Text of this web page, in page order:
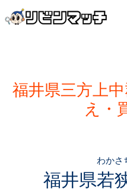
福井県三方上
え・
福井県若
わかさ